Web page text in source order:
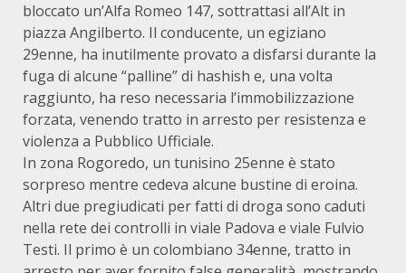
bloccato un’Alfa Romeo 147, sottrattasi all’Alt in
piazza Angilberto. Il conducente, un egiziano
29enne, ha inutilmente provato a disfarsi durante la
fuga di alcune “palline” di hashish e, una volta
raggiunto, ha reso necessaria l’immobilizzazione
forzata, venendo tratto in arresto per resistenza e
violenza a Pubblico Ufficiale.
In zona Rogoredo, un tunisino 25enne è stato
sorpreso mentre cedeva alcune bustine di eroina.
Altri due pregiudicati per fatti di droga sono caduti
nella rete dei controlli in viale Padova e viale Fulvio
Testi. Il primo è un colombiano 34enne, tratto in